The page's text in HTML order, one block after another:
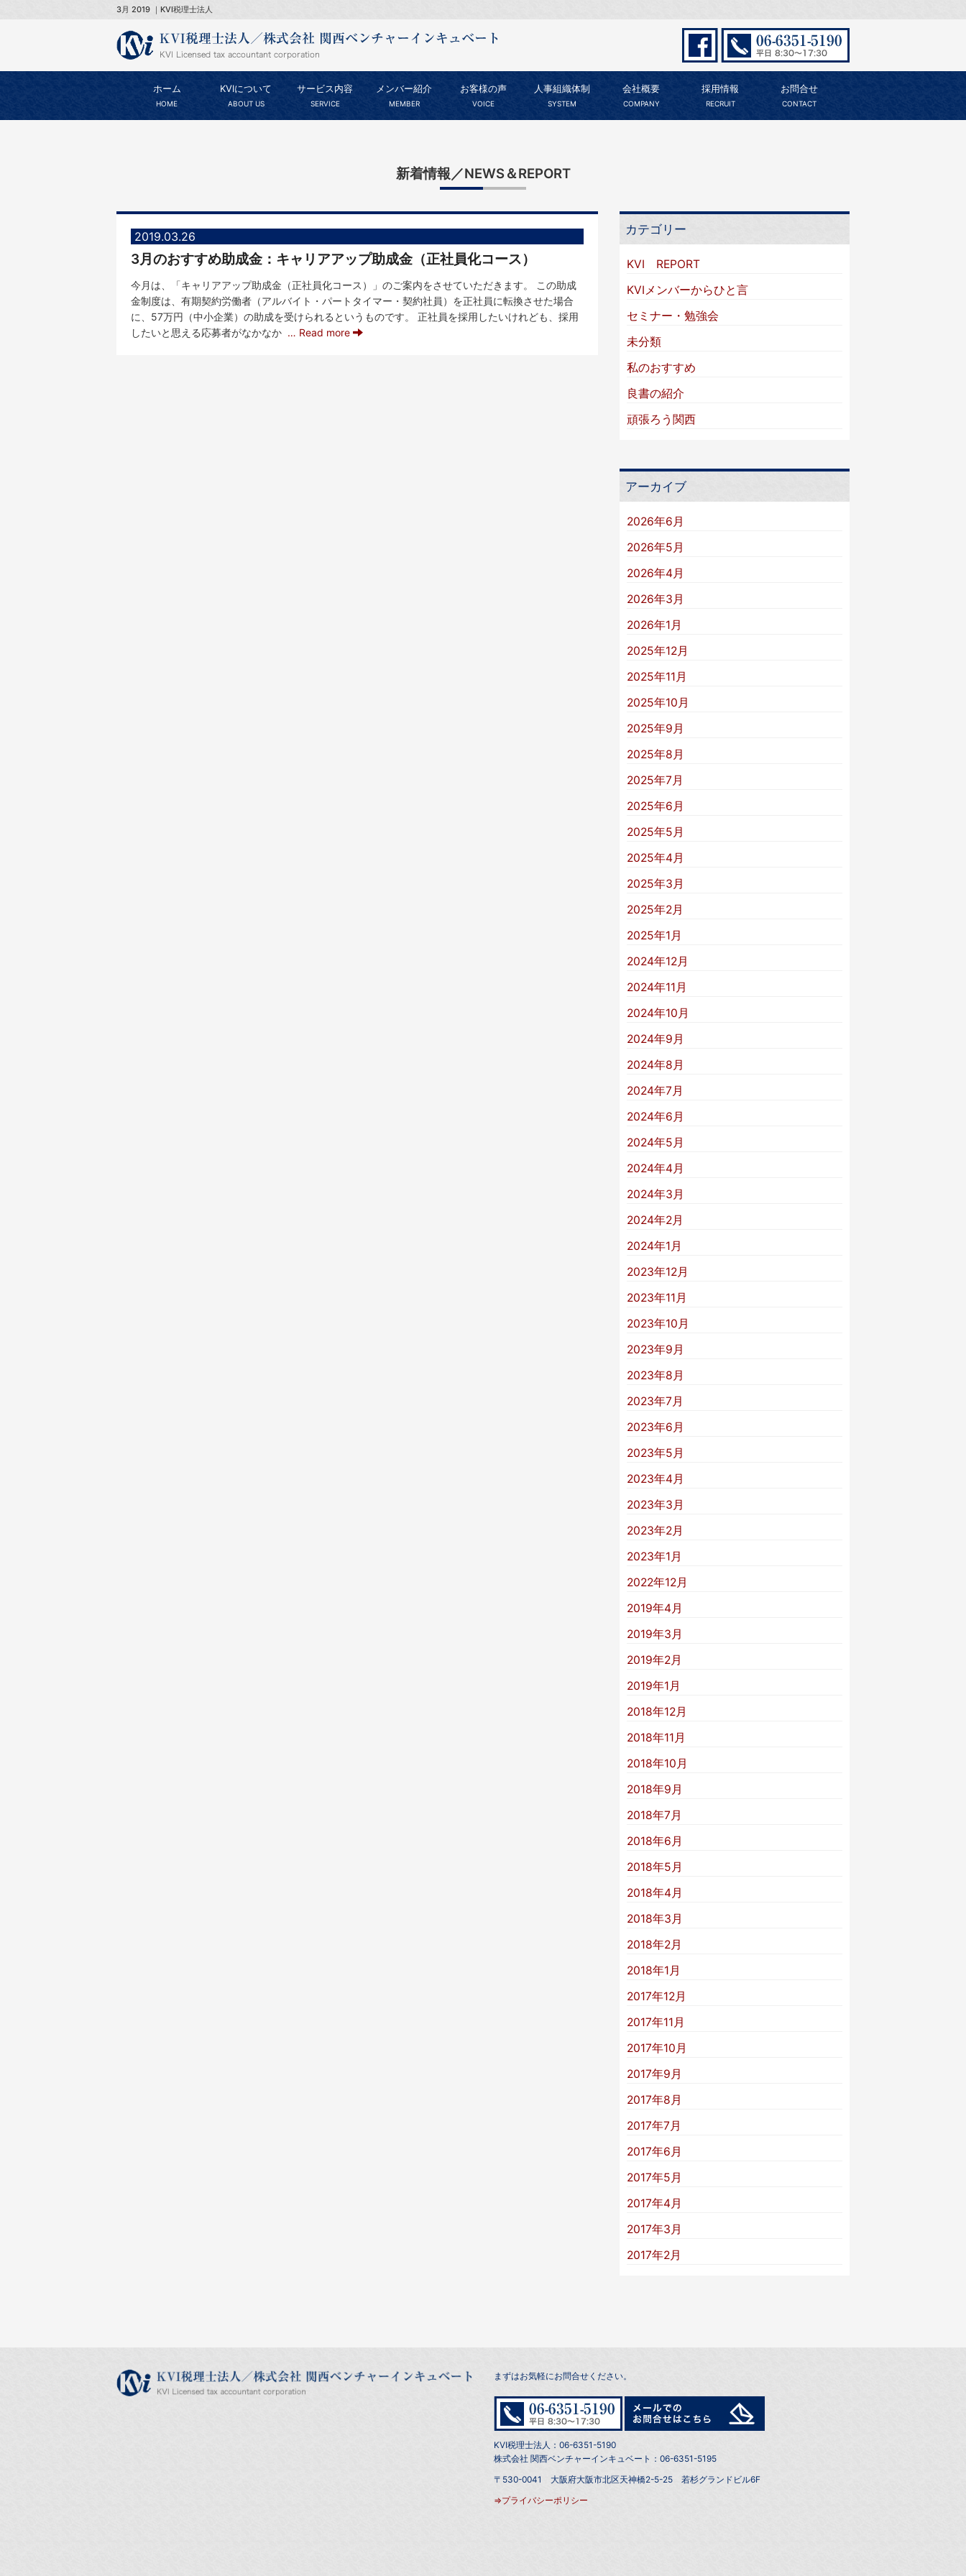
3月 2019 ｜KVI税理士法人
ホーム
HOME
KVIについて
ABOUT US
サービス内容
SERVICE
メンバー紹介
MEMBER
お客様の声
VOICE
人事組織体制
SYSTEM
会社概要
COMPANY
採用情報
RECRUIT
お問合せ
CONTACT
新着情報／NEWS＆REPORT
2019.03.26
3月のおすすめ助成金：キャリアアップ助成金（正社員化コース）
今月は、「キャリアアップ助成金（正社員化コース）」のご案内をさせていただきます。 この助成
金制度は、有期契約労働者（アルバイト・パートタイマー・契約社員）を正社員に転換させた場合
に、57万円（中小企業）の助成を受けられるというものです。 正社員を採用したいけれども、採用
したいと思える応募者がなかなか … Read more
カテゴリー
KVI REPORT
KVIメンバーからひと言
セミナー・勉強会
未分類
私のおすすめ
良書の紹介
頑張ろう関西
アーカイブ
2026年6月
2026年5月
2026年4月
2026年3月
2026年1月
2025年12月
2025年11月
2025年10月
2025年9月
2025年8月
2025年7月
2025年6月
2025年5月
2025年4月
2025年3月
2025年2月
2025年1月
2024年12月
2024年11月
2024年10月
2024年9月
2024年8月
2024年7月
2024年6月
2024年5月
2024年4月
2024年3月
2024年2月
2024年1月
2023年12月
2023年11月
2023年10月
2023年9月
2023年8月
2023年7月
2023年6月
2023年5月
2023年4月
2023年3月
2023年2月
2023年1月
2022年12月
2019年4月
2019年3月
2019年2月
2019年1月
2018年12月
2018年11月
2018年10月
2018年9月
2018年7月
2018年6月
2018年5月
2018年4月
2018年3月
2018年2月
2018年1月
2017年12月
2017年11月
2017年10月
2017年9月
2017年8月
2017年7月
2017年6月
2017年5月
2017年4月
2017年3月
2017年2月
まずはお気軽にお問合せください。
KVI税理士法人：06-6351-5190
株式会社 関西ベンチャーインキュベート：06-6351-5195
〒530-0041 大阪府大阪市北区天神橋2-5-25 若杉グランドビル6F
⇒プライバシーポリシー